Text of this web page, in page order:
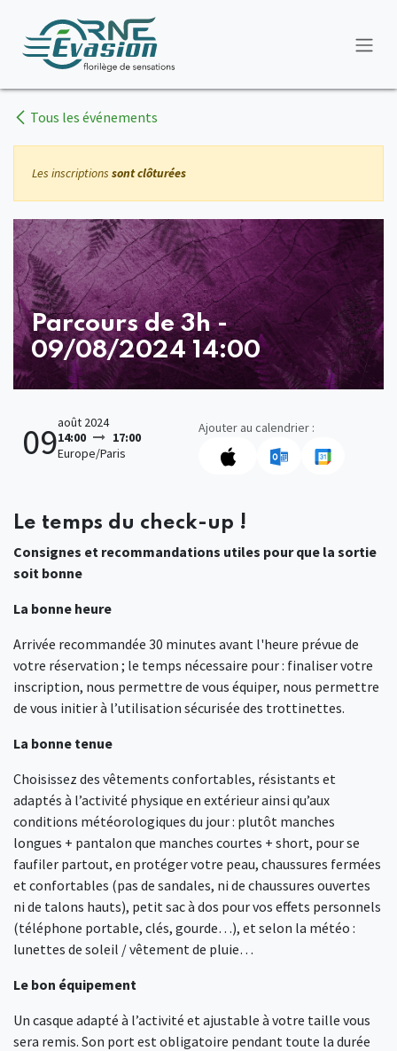
Tous les événements
Les inscriptions sont clôturées
Parcours de 3h -
09/08/2024 14:00
09août 2024
14:00
17:00
Europe/Paris
Ajouter au calendrier :
Le temps du check-up !
Consignes et recommandations utiles pour que la sortie
soit bonne
La bonne heure
Arrivée recommandée 30 minutes avant l'heure prévue de
votre réservation ; le temps nécessaire pour : finaliser votre
inscription, nous permettre de vous équiper, nous permettre
de vous initier à l’utilisation sécurisée des trottinettes.
La bonne tenue
Choisissez des vêtements confortables, résistants et
adaptés à l’activité physique en extérieur ainsi qu’aux
conditions météorologiques du jour : plutôt manches
longues + pantalon que manches courtes + short, pour se
faufiler partout, en protéger votre peau, chaussures fermées
et confortables (pas de sandales, ni de chaussures ouvertes
ni de talons hauts), petit sac à dos pour vos effets personnels
(téléphone portable, clés, gourde…), et selon la météo :
lunettes de soleil / vêtement de pluie…
Le bon équipement
Un casque adapté à l’activité et ajustable à votre taille vous
sera remis. Son port est obligatoire pendant toute la durée